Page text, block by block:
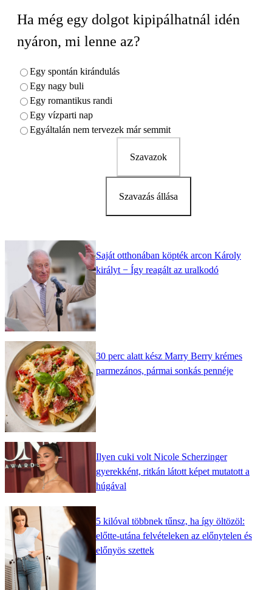
Ha még egy dolgot kipipálhatnál idén
nyáron, mi lenne az?
Egy spontán kirándulás
Egy nagy buli
Egy romantikus randi
Egy vízparti nap
Egyáltalán nem tervezek már semmit
Szavazok
Szavazás állása
Saját otthonában köpték arcon Károly
királyt − Így reagált az uralkodó
30 perc alatt kész Marry Berry krémes
parmezános, pármai sonkás pennéje
Ilyen cuki volt Nicole Scherzinger
gyerekként, ritkán látott képet mutatott a
húgával
5 kilóval többnek tűnsz, ha így öltözöl:
előtte-utána felvételeken az előnytelen és
előnyös szettek